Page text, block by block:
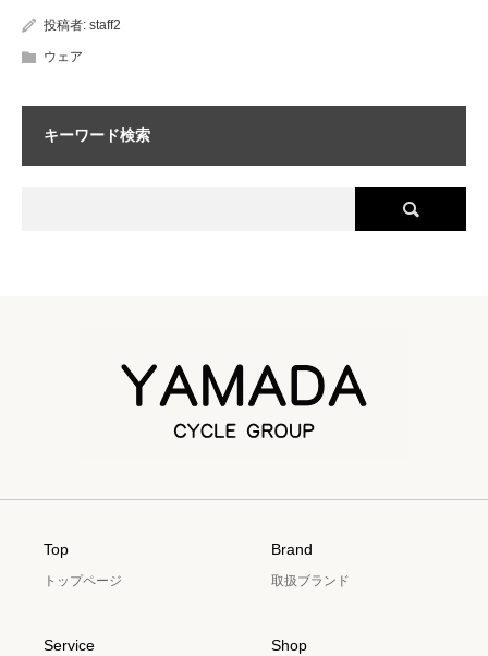
投稿者: staff2
ウェア
キーワード検索
Top
トップページ
Brand
取扱ブランド
Service Shop